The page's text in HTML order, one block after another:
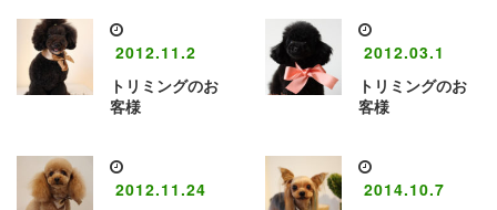
2012.11.2
トリミングのお
客様
2012.03.1
トリミングのお
客様
2012.11.24 2014.10.7